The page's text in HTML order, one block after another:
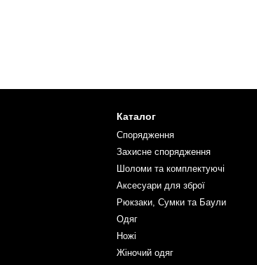
Каталог
Спорядження
Захисне спорядження
Шоломи та комплектуючі
Аксесуари для зброї
Рюкзаки, Сумки та Баули
Одяг
Ножі
Жіночий одяг